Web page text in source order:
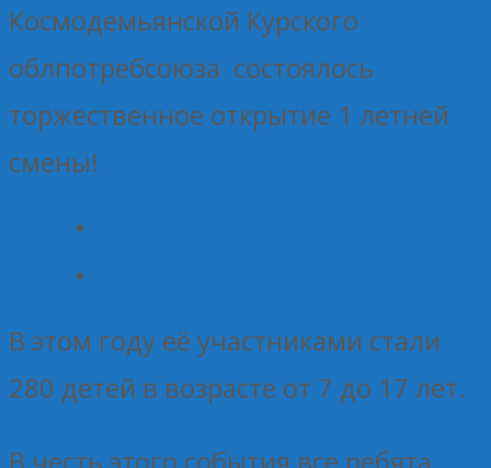
Космодемьянской Курского
облпотребсоюза состоялось
торжественное открытие 1 летней
смены!
В этом году её участниками стали
280 детей в возрасте от 7 до 17 лет.
В честь этого события все ребята